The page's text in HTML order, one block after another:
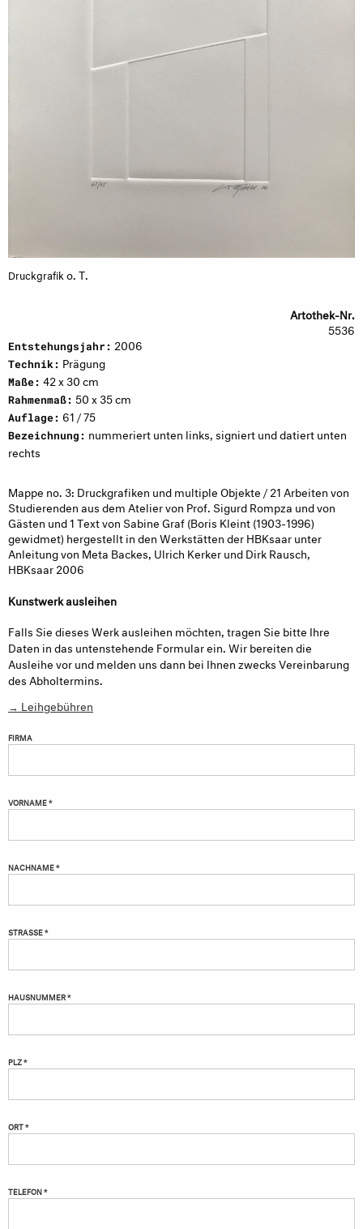
Druckgrafik o. T.
Artothek-Nr.
5536
Entstehungsjahr: 2006
Technik: Prägung
Maße: 42 x 30 cm
Rahmenmaß: 50 x 35 cm
Auflage: 61 / 75
Bezeichnung: nummeriert unten links, signiert und datiert unten
rechts
Mappe no. 3: Druckgrafiken und multiple Objekte / 21 Arbeiten von
Studierenden aus dem Atelier von Prof. Sigurd Rompza und von
Gästen und 1 Text von Sabine Graf (Boris Kleint (1903-1996)
gewidmet) hergestellt in den Werkstätten der HBKsaar unter
Anleitung von Meta Backes, Ulrich Kerker und Dirk Rausch,
HBKsaar 2006
Kunstwerk ausleihen
Falls Sie dieses Werk ausleihen möchten, tragen Sie bitte Ihre
Daten in das untenstehende Formular ein. Wir bereiten die
Ausleihe vor und melden uns dann bei Ihnen zwecks Vereinbarung
des Abholtermins.
→ Leihgebühren
FIRMA
VORNAME *
NACHNAME *
STRASSE *
HAUSNUMMER *
PLZ *
ORT *
TELEFON *